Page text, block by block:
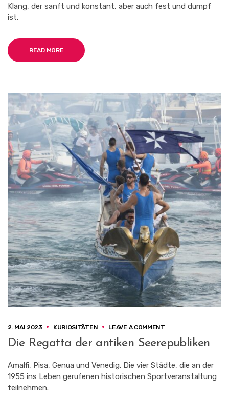
I
T
Z
U
M
E
N
D
E
C
K
E
N
Klang, der sanft und konstant, aber auch fest und dumpf
ist.
READ MORE
2. MAI 2023 KURIOSITÄTEN LEAVE A COMMENTO
D
E
R
Die Regatta der antiken Seerepubliken
Amalfi, Pisa, Genua und Venedig. Die vier Städte, die an der
1955 ins Leben gerufenen historischen Sportveranstaltung
teilnehmen.